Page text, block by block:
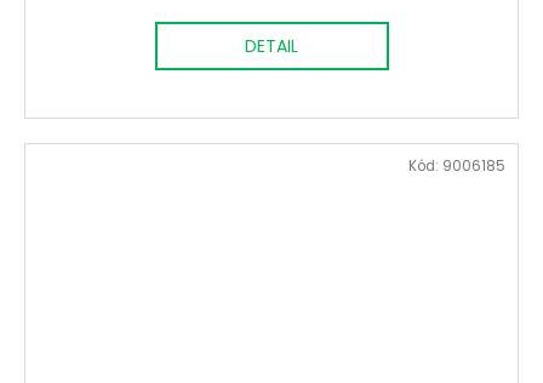
DETAIL
Kód: 9006185